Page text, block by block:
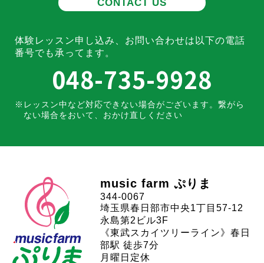
CONTACT US
体験レッスン申し込み、お問い合わせは 以下の電話
番号でも承ってます。
048-735-9928
レッスン中など対応できない場合がございます。 繋がら
ない場合をおいて、おかけ直しください
music farm ぷりま
344-0067
埼玉県春日部市中央1丁目57-12
永島第2ビル3F
《東武スカイツリーライン》春日
部駅 徒歩7分
月曜日定休